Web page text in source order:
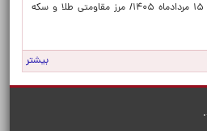
قیمت جدید طلا و سکه امروز ۱۵ مردادماه ۱۴۰۵/ مرز مقاومتی طلا و سکه
بیشتر